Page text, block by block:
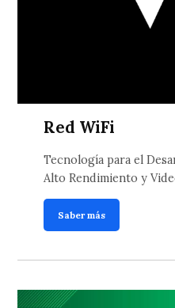
Red WiFi
Tecnología para el
Alto Rendimiento y
Saber más